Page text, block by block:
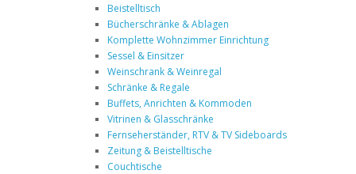
Beistelltisch
Bücherschränke & Ablagen
Komplette Wohnzimmer Einrichtung
Sessel & Einsitzer
Weinschrank & Weinregal
Schränke & Regale
Buffets, Anrichten & Kommoden
Vitrinen & Glasschränke
Fernseherständer, RTV & TV Sideboards
Zeitung & Beistelltische
Couchtische